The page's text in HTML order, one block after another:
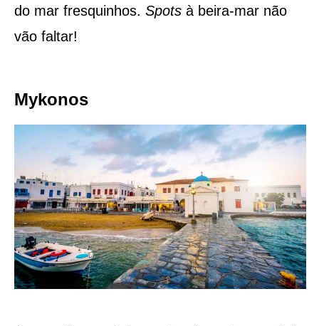
do mar fresquinhos. Spotsà beira-mar não
vão faltar!
Mykonos